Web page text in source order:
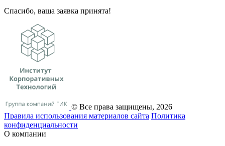
Спасибо, ваша заявка принята!
© Все права защищены, 2026
Правила использования материалов сайта Политика
конфиденциальности
О компании